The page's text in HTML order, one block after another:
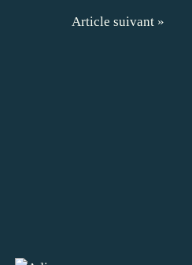
Article suivant »